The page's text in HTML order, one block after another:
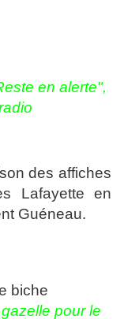
en alerte",
des affiches
Lafayette en
Guéneau.
pour le